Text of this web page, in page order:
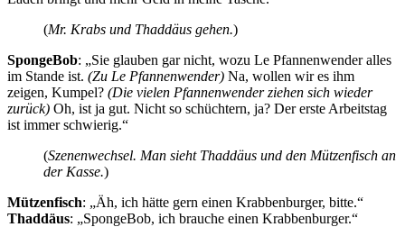
(Mr. Krabs und Thaddäus gehen.)
SpongeBob: „Sie glauben gar nicht, wozu Le Pfannenwender alles
im Stande ist. (Zu Le Pfannenwender) Na, wollen wir es ihm
zeigen, Kumpel? (Die vielen Pfannenwender ziehen sich wieder
zurück) Oh, ist ja gut. Nicht so schüchtern, ja? Der erste Arbeitstag
ist immer schwierig.“
(Szenenwechsel. Man sieht Thaddäus und den Mützenfisch an
der Kasse.)
Mützenfisch: „Äh, ich hätte gern einen Krabbenburger, bitte.“
Thaddäus: „SpongeBob, ich brauche einen Krabbenburger.“